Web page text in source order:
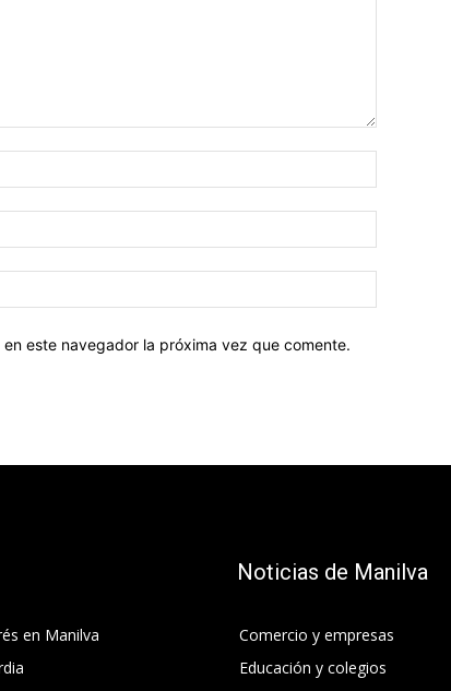
electrónico:
web:
este navegador la próxima vez que comente.
en Manilva
Noticias de Manilva
Comercio y empresas
Educación y colegios